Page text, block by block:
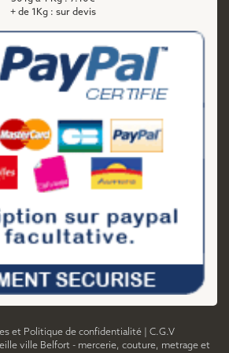
+ de 1Kg : sur devis
et Politique de confidentialité| C.G.V
ville Belfort - mercerie, couture, metrage et